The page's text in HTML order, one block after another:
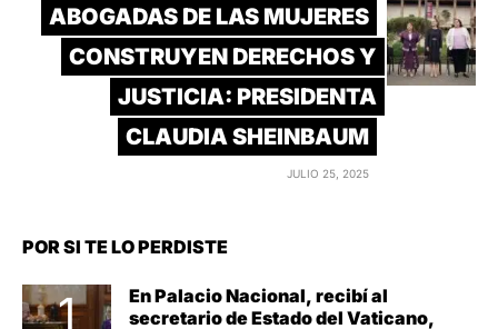
ABOGADAS DE LAS MUJERES
CONSTRUYEN DERECHOS Y
JUSTICIA: PRESIDENTA
CLAUDIA SHEINBAUM
JULIO 25, 2025
POR SI TE LO PERDISTE
En Palacio Nacional, recibí al
secretario de Estado del Vaticano,